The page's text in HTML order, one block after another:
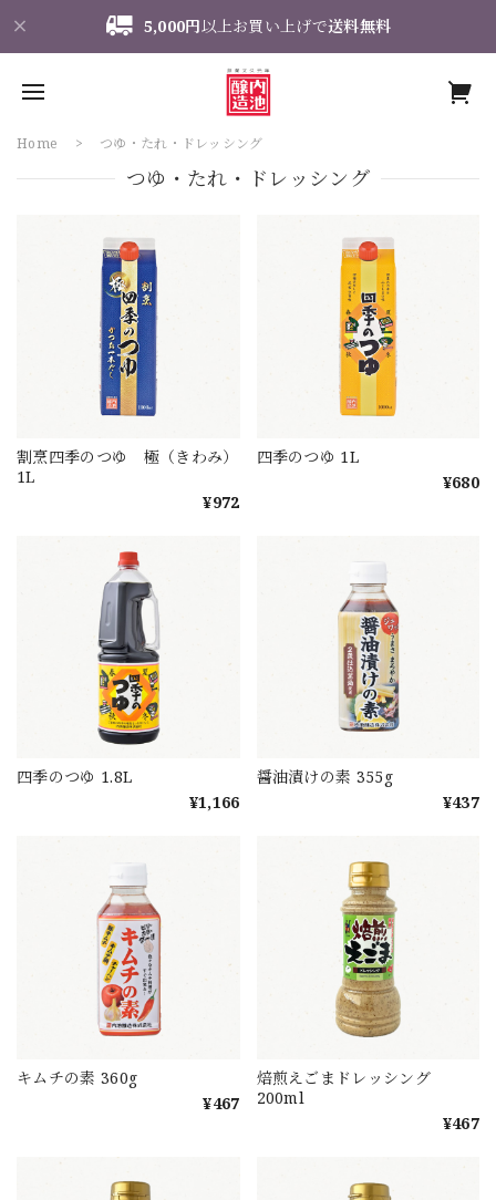
5,000円以上お買い上げで送料無料
Home つゆ・たれ・ドレッシング
つゆ・たれ・ドレッシング
割烹四季のつゆ 極（きわみ）
1L
¥972
四季のつゆ 1L
¥680
四季のつゆ 1.8L
¥1,166
醤油漬けの素 355g
¥437
キムチの素 360g
¥467
焙煎えごまドレッシング
200ml
¥467